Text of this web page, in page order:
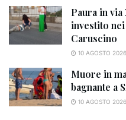
Paura in
investito
Caruscino
10 AGOSTO 2026
Muore in
bagnante a
10 AGOSTO 2026